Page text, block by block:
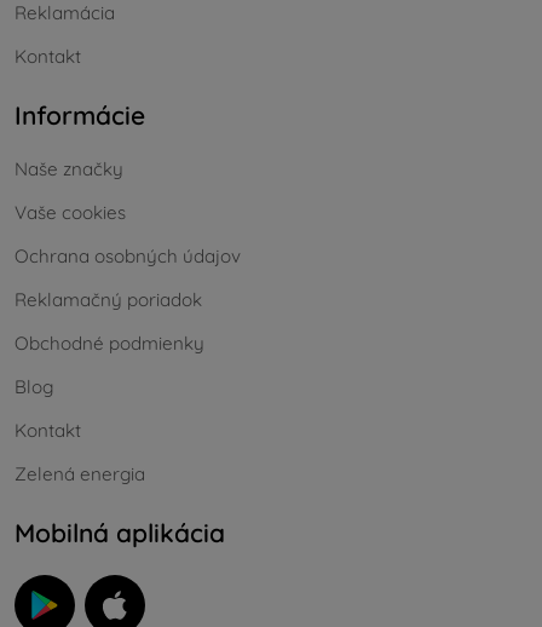
Reklamácia
Kontakt
Informácie
Naše značky
Vaše cookies
Ochrana osobných údajov
Reklamačný poriadok
Obchodné podmienky
Blog
Kontakt
Zelená energia
Mobilná aplikácia